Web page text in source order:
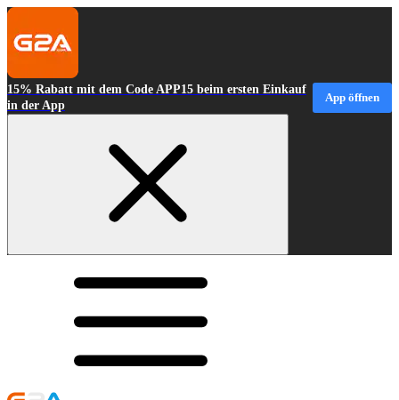
15% Rabatt mit dem Code APP15 beim ersten Einkauf
in der App
App öffnen